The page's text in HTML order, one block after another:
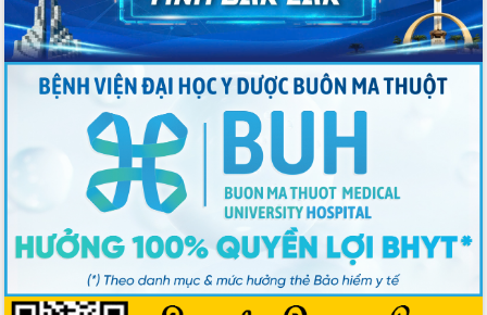
tại Đắk Lắk
Hội nghị Ban Chấp hành Đảng bộ tỉnh
Đắk Lắk lần thứ 2 (mở rộng)
Tập trung giải phóng mặt bằng, đẩy
Gỡ khó, khởi công xây dựng, sửa chữa
toàn bộ nhà ở cho hộ dân đúng tiến độ
UBND tỉnh Đắk Lắk tổng kết công tác
quốc phòng, quân sự địa phương năm
Tập trung triển khai quyết liệt, đồng bộ